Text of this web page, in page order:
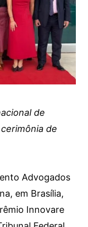
de
de
Advogados
em Brasília,
Innovare